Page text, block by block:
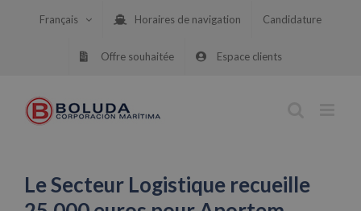
Français Horaires de navigation Candidature
Offre souhaitée Espace clients
Le Secteur Logistique recueille